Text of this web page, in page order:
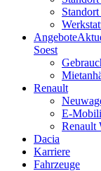
Standort
Angebote
Soest
Renault
E-
Renault
Dacia
Karriere
Fahrzeuge